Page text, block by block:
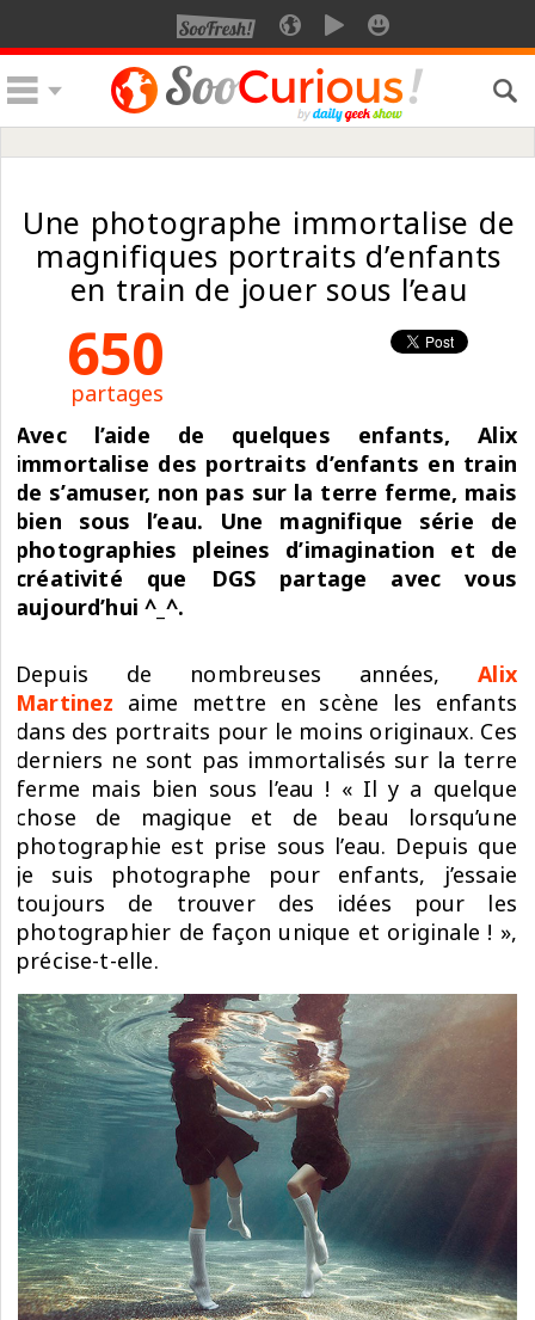
Une photographe immortalise de
magnifiques portraits d’enfants
en train de jouer sous l’eau
650
partages
Avec l’aide de quelques enfants, Alix
immortalise des portraits d’enfants en train
de s’amuser, non pas sur la terre ferme, mais
bien sous l’eau. Une magnifique série de
photographies pleines d’imagination et de
créativité que DGS partage avec vous
aujourd’hui ^_^.
Depuis de nombreuses années,Alix
Martinez aime mettre en scène les enfants
dans des portraits pour le moins originaux. Ces
derniers ne sont pas immortalisés sur la terre
ferme mais bien sous l’eau ! « Il y a quelque
chose de magique et de beau lorsqu’une
photographie est prise sous l’eau. Depuis que
je suis photographe pour enfants, j’essaie
toujours de trouver des idées pour les
photographier de façon unique et originale ! »,
précise-t-elle.